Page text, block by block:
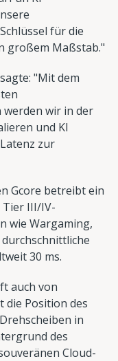
für die
großem Maßstab."
"Mit dem
werden wir in der
und KI
zur
Gcore betreibt ein
Tier III/IV-
wie Wargaming,
30 ms.
auch von
die Position des
in
des
Cloud-